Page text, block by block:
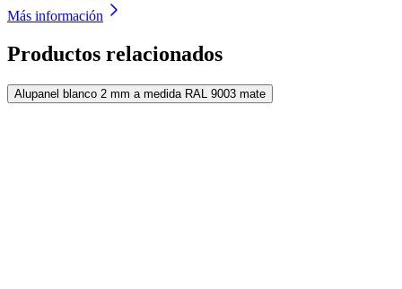
Más información
Productos relacionados
Alupanel blanco 2 mm a medida RAL 9003 mate